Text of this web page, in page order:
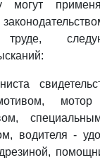
могут
водителя -